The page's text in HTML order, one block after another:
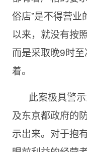
俗店”是不得营业
以来，就没有按
而是采取晚9时
着。
此案极具警
及东京都政府的
示出来。对于抱